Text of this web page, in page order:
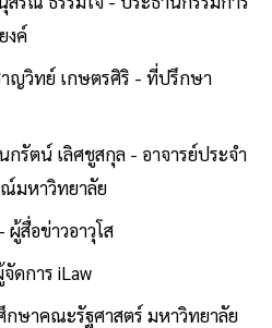
งค์
ญวิทย์ เกษตรศิริ - ที่ปรึกษา
กรัตน์ เลิศชูสกุล - อาจารย์ประจำ
มหาวิทยาลัย
สื่อข่าวอาวุโส
การ iLaw
ษาคณะรัฐศาสตร์ มหาวิทยาลัย